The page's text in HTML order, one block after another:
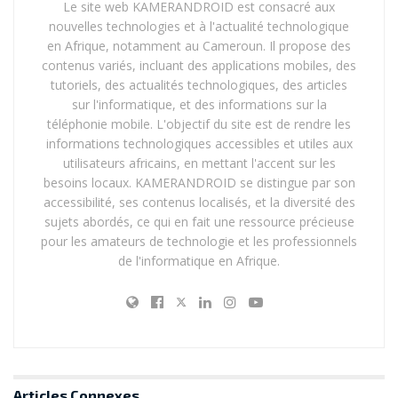
jusqu’à ce qu’il s’éteigne de lui-même.
Rechargez votre téléphone à 100%
sans l’utiliser
pendant la charge.
Laissez votre téléphone chargé pendant
environ deux heuresaprès avoir atteint 100%.
Débranchez votre téléphoneet redémarrez-le. Si
l’indicateur ne montre pas 100%, rechargez-le
jusqu’à ce qu’il indique 100% au démarrage.
Répétez l’étape 4si nécessaire jusqu’à ce que le
téléphone affiche 100% au démarrage.
Le recalibrage est-il toujours efficace ?
Le site web KAMERANDROID est consacré aux
nouvelles technologies et à l'actualité technologique
en Afrique, notamment au Cameroun. Il propose des
contenus variés, incluant des applications mobiles, des
tutoriels, des actualités technologiques, des articles
sur l'informatique, et des informations sur la
téléphonie mobile. L'objectif du site est de rendre les
informations technologiques accessibles et utiles aux
utilisateurs africains, en mettant l'accent sur les
besoins locaux. KAMERANDROID se distingue par son
accessibilité, ses contenus localisés, et la diversité des
sujets abordés, ce qui en fait une ressource précieuse
pour les amateurs de technologie et les professionnels
de l'informatique en Afrique.